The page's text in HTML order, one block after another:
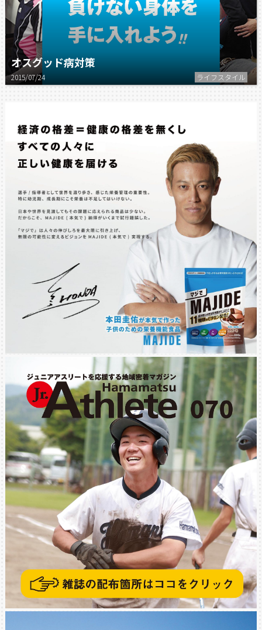
オスグッド病対策
2015/07/24 ライフスタイル